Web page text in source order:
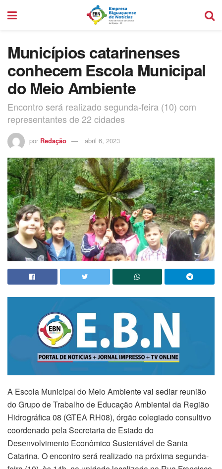
Municípios catarinenses
conhecem Escola Municipal
do Meio Ambiente
Encontro será realizado segunda-feira (10) com
representantes de 22 cidades
por Redação abril 6, 2023
A Escola Municipal do Meio Ambiente vai sediar reunião
do Grupo de Trabalho de Educação Ambiental da Região
Hidrográfica 08 (GTEA RH08), órgão colegiado consultivo
coordenado pela Secretaria de Estado do
Desenvolvimento Econômico Sustentável de Santa
Catarina. O encontro será realizado na próxima segunda-